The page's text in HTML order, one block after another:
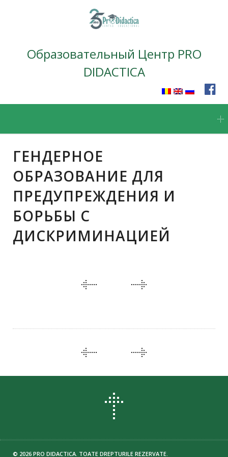
Образовательный Центр PRO
DIDACTICA
content
ГЕНДЕРНОЕ
ОБРАЗОВАНИЕ ДЛЯ
ПРЕДУПРЕЖДЕНИЯ И
БОРЬБЫ С
ДИСКРИМИНАЦИЕЙ
PORTFOLIO
NAVIGATION
PORTFOLIO
NAVIGATION
© 2026 PRO DIDACTICA. TOATE DREPTURILE REZERVATE.